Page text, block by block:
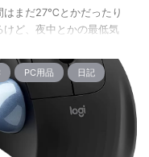
、その時はどうにもUIが馴
なかったんですよね(;´Д
のかというと、端的には
てみたらそこまで違和感
く扱えた ...
はまだ27℃とかだったり
けど、夜中とかの最低気
では普通に寝る時に窓を
て寝てたりしてたけど、
にもう窓を開けて寝たら
に風邪をひくなという感
す。 朝も日差しはまだ強
ど、風が吹くと肌寒い感
PC用品 日記